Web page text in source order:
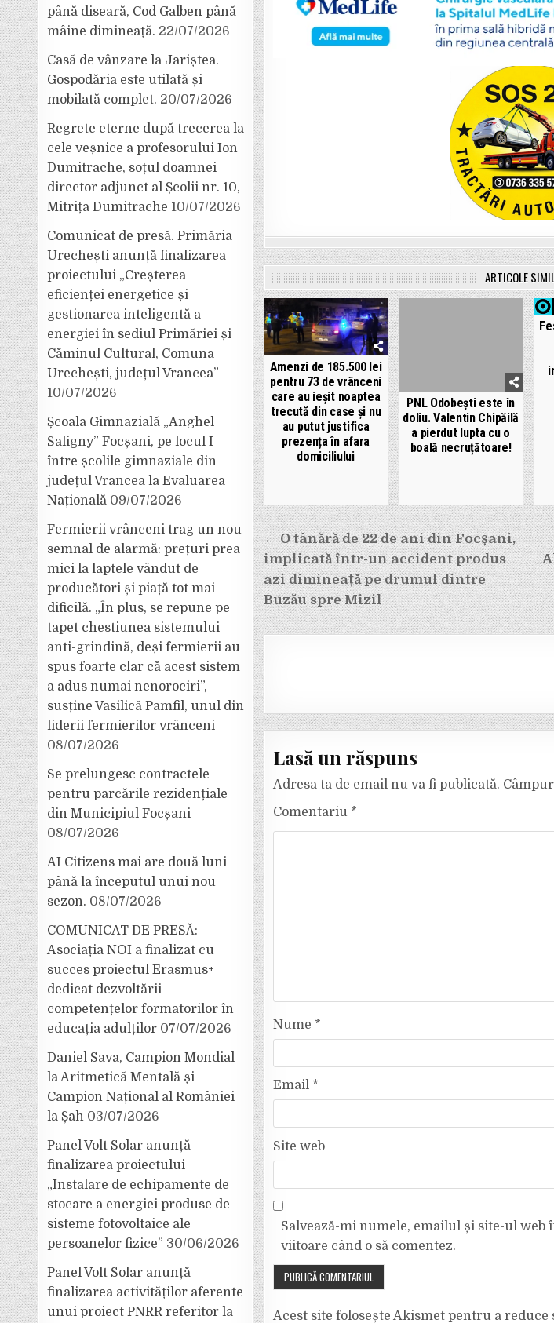
ARTICOLE
Amenzi de 185.500 lei
pentru 73 de vrânceni
care au ieșit noaptea
trecută din case și nu
au putut justifica
prezența în afara
domiciliului
PNL Odobești este în
doliu. Valentin Chipăilă
a pierdut lupta cu o
boală necruțătoare!
Navigare
în
articole
← O tânără de 22 de ani din Focșani,
implicată într-un accident produs
azi dimineață pe drumul dintre
Buzău spre Mizil
Lasă un răspuns
Adresa ta de email nu va fi publicată.
Comentariu *
Nume *
Email *
Site web
Salvează-mi numele, emailul și site-ul web
viitoare când o să comentez.
Acest site folosește Akismet pentru a reduce
până diseară, Cod Galben până
mâine dimineață. 22/07/2026
Casă de vânzare la Jariștea.
Gospodăria este utilată și
mobilată complet. 20/07/2026
Regrete eterne după trecerea la
cele veșnice a profesorului Ion
Dumitrache, soțul doamnei
director adjunct al Școlii nr. 10,
Mitrița Dumitrache 10/07/2026
Comunicat de presă. Primăria
Urechești anunță finalizarea
proiectului „Creșterea
eficienței energetice și
gestionarea inteligentă a
energiei în sediul Primăriei și
Căminul Cultural, Comuna
Urechești, județul Vrancea”
10/07/2026
Școala Gimnazială „Anghel
Saligny” Focșani, pe locul I
între școlile gimnaziale din
județul Vrancea la Evaluarea
Națională 09/07/2026
Fermierii vrânceni trag un nou
semnal de alarmă: prețuri prea
mici la laptele vândut de
producători și piață tot mai
dificilă. „În plus, se repune pe
tapet chestiunea sistemului
anti-grindină, deși fermierii au
spus foarte clar că acest sistem
a adus numai nenorociri”,
susține Vasilică Pamfil, unul din
liderii fermierilor vrânceni
08/07/2026
Se prelungesc contractele
pentru parcările rezidențiale
din Municipiul Focșani
08/07/2026
AI Citizens mai are două luni
până la începutul unui nou
sezon. 08/07/2026
COMUNICAT DE PRESĂ:
Asociația NOI a finalizat cu
succes proiectul Erasmus+
dedicat dezvoltării
competențelor formatorilor în
educația adulților 07/07/2026
Daniel Sava, Campion Mondial
la Aritmetică Mentală și
Campion Național al României
la Șah 03/07/2026
Panel Volt Solar anunță
finalizarea proiectului
„Instalare de echipamente de
stocare a energiei produse de
sisteme fotovoltaice ale
persoanelor fizice” 30/06/2026
Panel Volt Solar anunță
finalizarea activităților aferente
unui proiect PNRR referitor la